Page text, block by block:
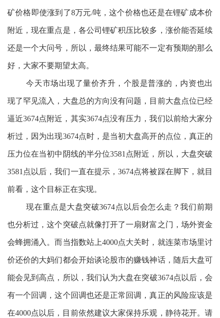
矿价格即使涨到了8万元/吨，这个价格也还是在锂矿成本价
附近，现在重点是，各公司锂矿积压比较多，涨价能否延续
还是一个大问号，所以，最终结果可能不一定有预期的那么
好，大家不要期望太高。
今天市场出现了量价齐升，个股是普涨的，内资也出
现了罕见流入，大盘总的方向没有问题，目前大盘点位已经
逼近3674点附近，其实3674点没有压力，我们以前给大家分
析过，因为出现3674点时，是当初大盘高开的点位，真正的
压力位在当初中阴线的半分位3581点附近，所以，大盘突破
3581点以后，我们一直在提示，3674点将被踩在脚下，就目
前看，这个目标正在实现。
现在重点是大盘突破3674点以后会怎么走？我们前期
也分析过，这个突破点就像打开了一扇财富之门，场外资金
会蜂拥涌入。而当指数站上4000点大关时，就连菜市场里讨
价还价的大妈们都会开始谈论股市的赚钱神话，随后大盘可
能会见到高点，所以，我们认为大盘在突破3674点以后，会
有一个回调，这个回调也还是正常回调，真正的风险应该是
在4000点以后，目前依然建议大家保持乐观，静待花开。请